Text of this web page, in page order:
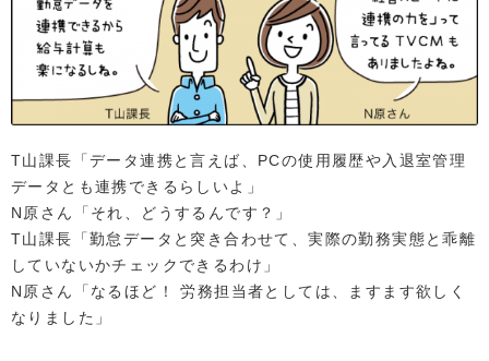
T山課長「データ連携と言えば、PCの使用履歴や入退室管理
データとも連携できるらしいよ」
N原さん「それ、どうするんです？」
T山課長「勤怠データと突き合わせて、実際の勤務実態と乖離
していないかチェックできるわけ」
N原さん「なるほど！ 労務担当者としては、ますます欲しく
なりました」